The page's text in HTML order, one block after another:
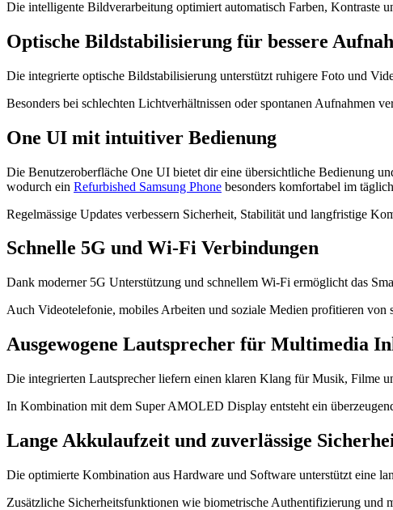
Die intelligente Bildverarbeitung optimiert automatisch Farben, Kontraste
Optische Bildstabilisierung für bessere
Die integrierte optische Bildstabilisierung unterstützt ruhigere Foto und
Besonders bei schlechten Lichtverhältnissen oder spontanen Aufnahmen
One UI mit intuitiver Bedienung
Die Benutzeroberfläche One UI bietet dir eine übersichtliche Bedienung
wodurch ein Refurbished Samsung Phone besonders komfortabel im
Regelmässige Updates verbessern Sicherheit, Stabilität und langfristige
Schnelle 5G und Wi-Fi Verbindungen
Dank moderner 5G Unterstützung und schnellem Wi-Fi ermöglicht das
Auch Videotelefonie, mobiles Arbeiten und soziale Medien profitieren von
Ausgewogene Lautsprecher für Multimedia
Die integrierten Lautsprecher liefern einen klaren Klang für Musik, Filme
In Kombination mit dem Super AMOLED Display entsteht ein
Lange Akkulaufzeit und zuverlässige
Die optimierte Kombination aus Hardware und Software unterstützt eine
Zusätzliche Sicherheitsfunktionen wie biometrische Authentifizierung und